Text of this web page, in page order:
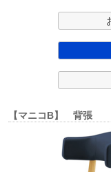
【マニコB】 背張